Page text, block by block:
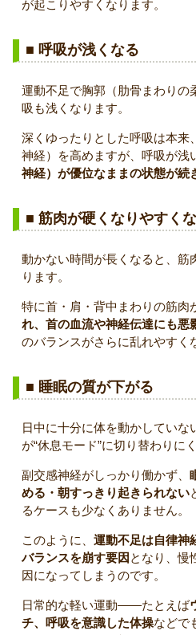
が起こりやすくなります。
■ 呼吸が浅くなる
運動不足で胸郭（肋骨まわりの
吸も浅くなります。
深くゆったりとした呼吸は本来
神経）を高めますが、呼吸が浅
神経）が優位なままの状態が続
■ 筋肉が硬くなりやすく
動かない時間が長くなると、筋
ります。
特に首・肩・背中まわりの筋肉
れ、首の血流や神経伝達にも悪
のバランスがさらに乱れやすく
■ 睡眠の質が下がる
日中に十分に体を動かしていな
が“休息モード”に切り替わりに
副交感神経がしっかり働かず、
める・朝すっきり起きられない
るケースも少なくありません。
このように、 運動不足は自律神
バランスを崩す要因 となり、慢
因になってしまうのです。
日常的な軽い運動――たとえば
チ、呼吸を意識した体操などで